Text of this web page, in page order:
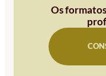
Os